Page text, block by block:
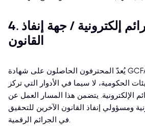
4. محقق جرائم إلكترونية / جهة إنفاذ
القانون
يُعدّ المحترفون الحاصلون على شهادة GCFA مطلوبين بشدة في
الحكومية، لا سيما في الأدوار التي تركز
الإلكترونية. يتضمن هذا المسار العمل عن
ومسؤولي إنفاذ القانون الآخرين للتحقيق
في الجرائم الرقمية.